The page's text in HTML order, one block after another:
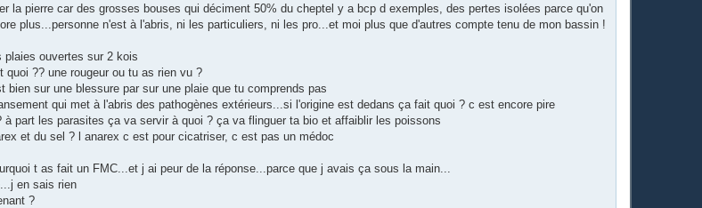
la pierre car des grosses bouses qui déciment 50% du cheptel y a bcp d exemples, des pertes isolées parce qu'on
plus...personne n'est à l'abris, ni les particuliers, ni les pro...et moi plus que d'autres compte tenu de mon bassin !
ouvertes sur 2 kois
quoi ?? une rougeur ou tu as rien vu ?
sur une blessure par sur une plaie que tu comprends pas
qui met à l'abris des pathogènes extérieurs...si l'origine est dedans ça fait quoi ? c est encore pire
à part les parasites ça va servir à quoi ? ça va flinguer ta bio et affaiblir les poissons
et du sel ? l anarex c est pour cicatriser, c est pas un médoc
t as fait un FMC...et j ai peur de la réponse...parce que j avais ça sous la main...
en sais rien
?